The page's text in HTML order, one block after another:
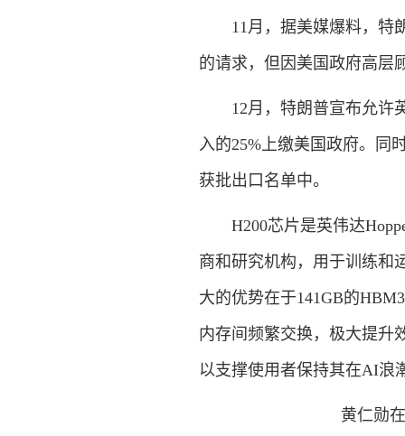
11月，据美媒爆料，特
的请求，但因美国政府高层
12月，特朗普宣布允许
入的25%上缴美国政府。同
获批出口名单中。
H200芯片是英伟达
商和研究机构，用于训练和
大的优势在于141GB的
内存间频繁交换，极大提升
以支撑使用者保持其在AI浪
黄仁勋